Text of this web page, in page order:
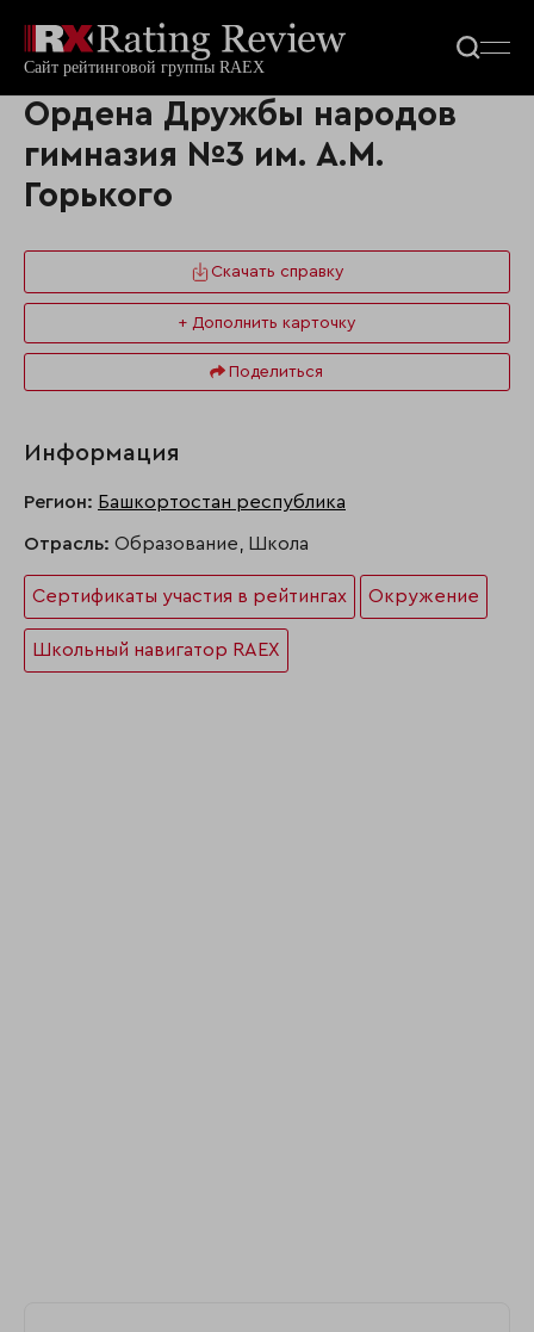
Ордена Дружбы народов
гимназия №3 им. А.М.
Горького
Скачать справку
+ Дополнить карточку
Поделиться
Информация
Регион: Башкортостан республика
Отрасль: Образование, Школа
Сертификаты участия в рейтингах Окружение
Школьный навигатор RAEX